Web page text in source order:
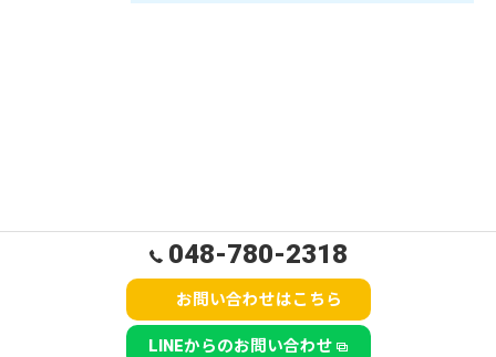
048-780-2318
お問い合わせはこちら
LINEからのお問い合わせ